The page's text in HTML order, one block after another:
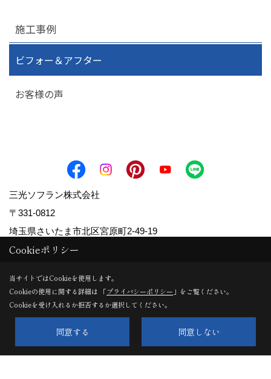
施工事例
ビフォー＆アフター
お客様の声
三光ソフラン株式会社
〒331-0812
埼玉県さいたま市北区宮原町2-49-19
TEL：0120-150-770
＜定休日＞水曜日
Copyright (c) Sanko Soflan Corporation. All Rights Reserved.
Cookieポリシー
当サイトではCookieを使用します。
Cookieの使用に関する詳細は 「プライバシーポリシー 」をご覧ください。
Cookieを受け入れるか拒否するか選択してください。
同意する 同意しない